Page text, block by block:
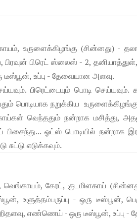
உருளைக்கிழங்கு (சின்னது) - தலா
பிரவுன் பிரெட் ஸ்லைஸ் - 2,
உப்பு - தேவையான அளவு.
பிரெட்டையும் பொடி
பொடியாக நறுக்கிய
காய்கள் வெந்ததும் நன்றாக மசித்து,
பிசைந்து... ஓட்ஸ் பொடியில் நன்றாக
எடுக்கவும்.
வெங்காயம், கேரட், குடமிளகாய்
உளுத்தம்பருப்பு - ஒரு டீஸ்பூன்,
எண்ணெய் - ஒரு டீஸ்பூன், உப்பு